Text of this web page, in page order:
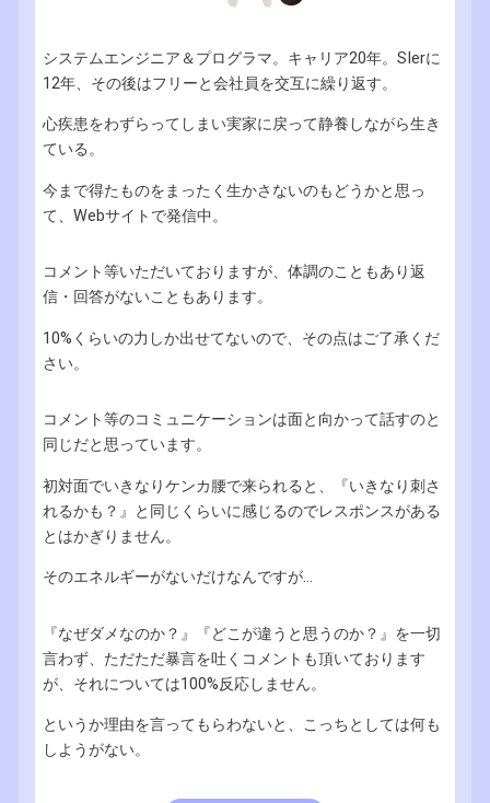
システムエンジニア＆プログラマ。キャリア20年。SIerに
12年、その後はフリーと会社員を交互に繰り返す。
心疾患をわずらってしまい実家に戻って静養しながら生き
ている。
今まで得たものをまったく生かさないのもどうかと思っ
て、Webサイトで発信中。
コメント等いただいておりますが、体調のこともあり返
信・回答がないこともあります。
10%くらいの力しか出せてないので、その点はご了承くだ
さい。
コメント等のコミュニケーションは面と向かって話すのと
同じだと思っています。
初対面でいきなりケンカ腰で来られると、『いきなり刺さ
れるかも？』と同じくらいに感じるのでレスポンスがある
とはかぎりません。
そのエネルギーがないだけなんですが...
『なぜダメなのか？』『どこが違うと思うのか？』を一切
言わず、ただただ暴言を吐くコメントも頂いております
が、それについては100%反応しません。
というか理由を言ってもらわないと、こっちとしては何も
しようがない。